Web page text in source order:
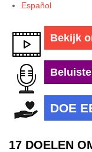
Español
Bekijk
DOE
17 DOELEN